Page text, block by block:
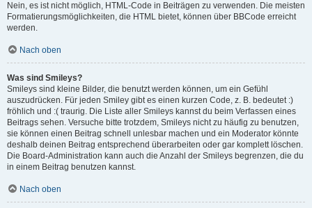
Nein, es ist nicht möglich, HTML-Code in Beiträgen zu verwenden. Die meisten
Formatierungsmöglichkeiten, die HTML bietet, können über BBCode erreicht
werden.
Nach oben
Was sind Smileys?
Smileys sind kleine Bilder, die benutzt werden können, um ein Gefühl
auszudrücken. Für jeden Smiley gibt es einen kurzen Code, z. B. bedeutet :)
fröhlich und :( traurig. Die Liste aller Smileys kannst du beim Verfassen eines
Beitrags sehen. Versuche bitte trotzdem, Smileys nicht zu häufig zu benutzen,
sie können einen Beitrag schnell unlesbar machen und ein Moderator könnte
deshalb deinen Beitrag entsprechend überarbeiten oder gar komplett löschen.
Die Board-Administration kann auch die Anzahl der Smileys begrenzen, die du
in einem Beitrag benutzen kannst.
Nach oben